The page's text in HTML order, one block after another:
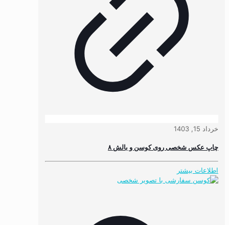
خرداد 15, 1403
چاپ عکس شخصی روی کوسن و بالش ۸
اطلاعات بیشتر